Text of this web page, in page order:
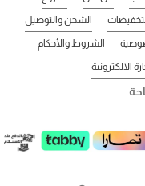
الشحن والتوصيل
الشروط والأحكام
الالكترونية